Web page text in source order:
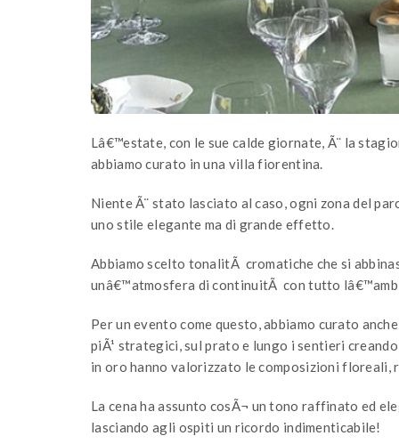
Lâ€™estate, con le sue calde giornate, Ã¨ la
abbiamo curato in una villa fiorentina.
Niente Ã¨ stato lasciato al caso, ogni zona del
uno stile elegante ma di grande effetto.
Abbiamo scelto tonalitÃ cromatiche che si
unâ€™atmosfera di continuitÃ con tutto
Per un evento come questo, abbiamo curato
piÃ¹ strategici, sul prato e lungo i sentieri
in oro hanno valorizzato le composizioni floreali,
La cena ha assunto cosÃ¬ un tono raffinato ed
lasciando agli ospiti un ricordo indimenticabile!